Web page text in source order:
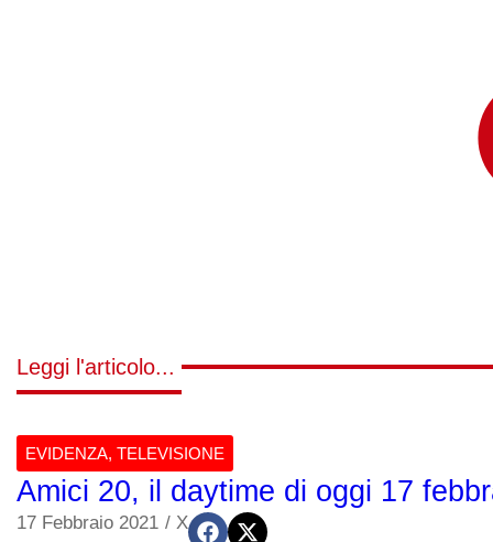
Leggi l'articolo...
EVIDENZA, TELEVISIONE
Amici 20, il daytime di oggi 17
17 Febbraio 2021 / X